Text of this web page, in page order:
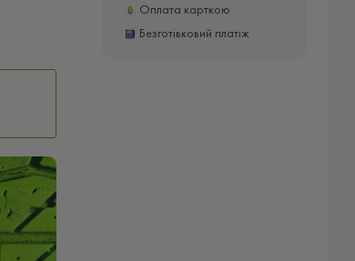
Оплата карткою
Безготівковий платіж